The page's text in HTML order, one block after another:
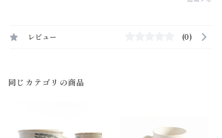
レビュー (0)
同じカテゴリの商品